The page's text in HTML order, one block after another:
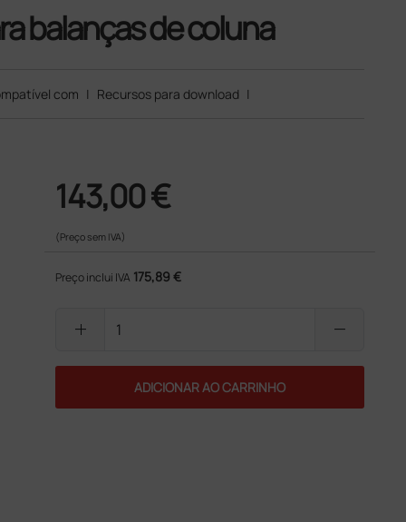
balanças de coluna
com | Recursos para download |
143,00 €
(Preço sem IVA)
Preço inclui IVA 175,89 €
add remove
ADICIONAR AO CARRINHO